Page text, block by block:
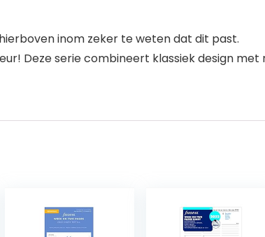
inom zeker te weten dat dit past.
Deze serie combineert klassiek design